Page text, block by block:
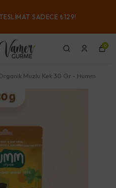
SADECE ₺129!
0
Muzlu Kek 30 Gr - Humm